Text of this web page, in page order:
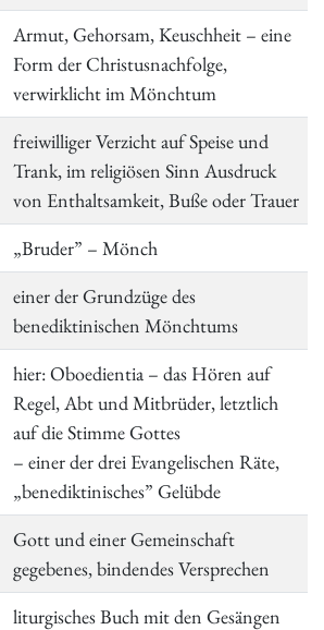
Armut, Gehorsam, Keuschheit – eine
Form der Christusnachfolge,
verwirklicht im Mönchtum
freiwilliger Verzicht auf Speise und
Trank, im religiösen Sinn Ausdruck
von Enthaltsamkeit, Buße oder Trauer
„Bruder” – Mönch
einer der Grundzüge des
benediktinischen Mönchtums
hier: Oboedientia – das Hören auf
Regel, Abt und Mitbrüder, letztlich
auf die Stimme Gottes
– einer der drei Evangelischen Räte,
„benediktinisches” Gelübde
Gott und einer Gemeinschaft
gegebenes, bindendes Versprechen
liturgisches Buch mit den Gesängen